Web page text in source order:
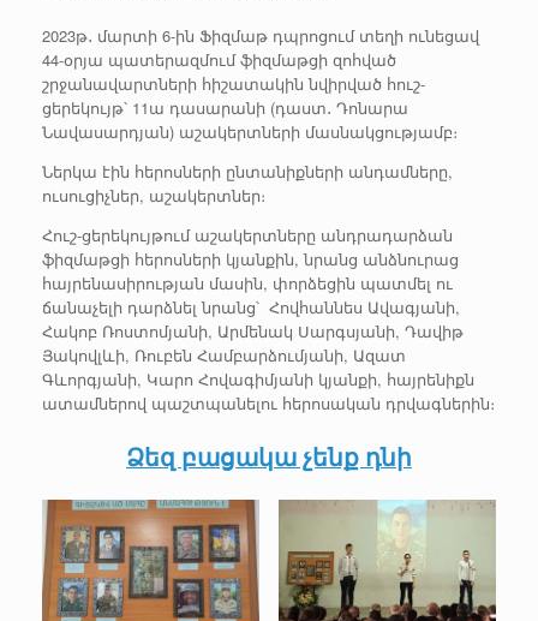
2023թ․ մարտի 6-ին Ֆիզմաթ դպրոցում տեղի ունեցավ
44-օրյա պատերազմում ֆիզմաթցի զոհված
շրջանավարտների հիշատակին նվիրված հուշ-
ցերեկույթ՝ 11ա դասարանի (դաստ․ Դոնարա
Նավասարդյան) աշակերտների մասնակցությամբ։
Ներկա էին հերոսների ընտանիքների անդամները,
ուսուցիչներ, աշակերտներ։
Հուշ-ցերեկույթում աշակերտները անդրադարձան
ֆիզմաթցի հերոսների կյանքին, նրանց անձնուրաց
հայրենասիրության մասին, փորձեցին պատմել ու
ճանաչելի դարձնել նրանց՝ Հովհաննես Ավագյանի,
Հակոբ Ռոստոմյանի, Արմենակ Սարգսյանի, Դավիթ
Յակովլևի, Ռուբեն Համբարձումյանի, Ազատ
Գևորգյանի, Կարո Հովագիմյանի կյանքի, հայրենիքն
ատամներով պաշտպանելու հերոսական դրվագներին։
Ձեզ բացակա չենք դնի